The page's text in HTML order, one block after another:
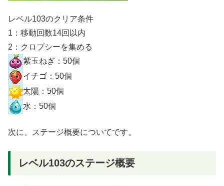
レベル103のクリア条件
1：移動回数14回以内
2：クロプシーを集める
紫玉ねぎ：50個
イチゴ：50個
太陽：50個
水：50個
次に、ステージ概要についてです。
レベル103のステージ概要